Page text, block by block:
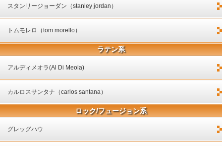
スタンリージョーダン（stanley jordan）
トムモレロ（tom morello）
ラテン系
アルディメオラ(Al Di Meola)
カルロスサンタナ（carlos santana）
ロック/フュージョン系
グレッグハウ